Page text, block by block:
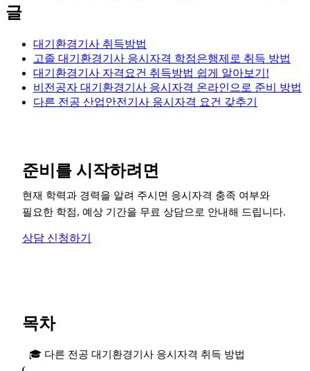
글
대기환경기사 취득방법
고졸 대기환경기사 응시자격 학점은행제로 취득 방법
대기환경기사 자격요건 취득방법 쉽게 알아보기!
비전공자 대기환경기사 응시자격 온라인으로 준비 방법
다른 전공 산업안전기사 응시자격 요건 갖추기
준비를 시작하려면
현재 학력과 경력을 알려 주시면 응시자격 충족 여부와
필요한 학점, 예상 기간을 무료 상담으로 안내해 드립니다.
상담 신청하기
목차
🎓 다른 전공 대기환경기사 응시자격 취득 방법